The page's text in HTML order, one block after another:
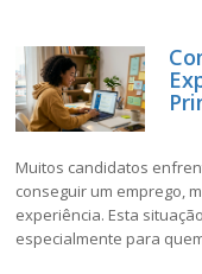
Muitos candidatos
conseguir um emprego,
experiência. Esta
especialmente para